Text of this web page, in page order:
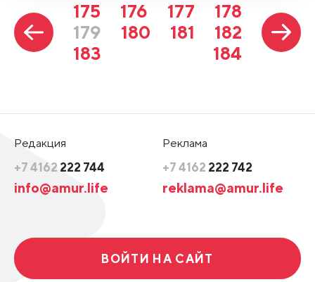
175 176 177
178
179
180 181
182
183
184
Редакция
+7 4162 222 744
info@amur.life
Реклама
+7 4162 222 742
reklama@amur.life
ВОЙТИ НА САЙТ